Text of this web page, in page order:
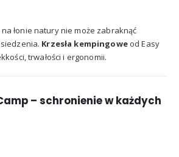
łonie natury nie może zabraknąć
Krzesła kempingoweod Easy
trwałości i ergonomii.
– schronienie w każdych